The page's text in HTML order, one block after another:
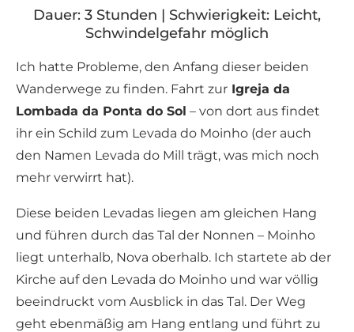
Dauer: 3 Stunden | Schwierigkeit: Leicht,
Schwindelgefahr möglich
Ich hatte Probleme, den Anfang dieser beiden
Wanderwege zu finden. Fahrt zur Igreja da
Lombada da Ponta do Sol – von dort aus findet
ihr ein Schild zum Levada do Moinho (der auch
den Namen Levada do Mill trägt, was mich noch
mehr verwirrt hat).
Diese beiden Levadas liegen am gleichen Hang
und führen durch das Tal der Nonnen – Moinho
liegt unterhalb, Nova oberhalb. Ich startete ab der
Kirche auf den Levada do Moinho und war völlig
beeindruckt vom Ausblick in das Tal. Der Weg
geht ebenmäßig am Hang entlang und führt zu